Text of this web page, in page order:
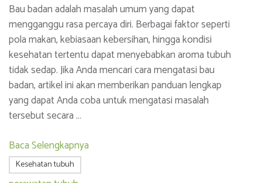
Bau badan adalah masalah umum yang dapat
mengganggu rasa percaya diri. Berbagai faktor seperti
pola makan, kebiasaan kebersihan, hingga kondisi
kesehatan tertentu dapat menyebabkan aroma tubuh
tidak sedap. Jika Anda mencari cara mengatasi bau
badan, artikel ini akan memberikan panduan lengkap
yang dapat Anda coba untuk mengatasi masalah
tersebut secara …
Baca Selengkapnya
Kesehatan tubuh